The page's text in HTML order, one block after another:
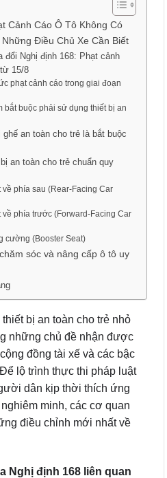
Cảnh Cáo Ô Tô Không Có
Những Điều Chủ Xe Cần Biết
đổi Nghị định 168: Phạt cảnh
từ 15/8
phạt cảnh cáo trong giai đoạn
bắt buộc phải sử dụng thiết bị an
an toàn cho trẻ là bắt buộc
an toàn cho trẻ chuẩn quy
về phía sau (Rear-Facing Car
về phía trước (Forward-Facing Car
cường (Booster Seat)
sóc và nâng cấp ô tô uy
bị an toàn cho trẻ nhỏ
những chủ đề nhận được
đồng tài xế và các bậc
lộ trình thực thi pháp luật
dân kịp thời thích ứng
minh, các cơ quan
điều chỉnh mới nhất về
Nghị định 168 liên quan